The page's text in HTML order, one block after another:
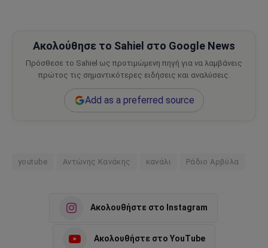
Ακολούθησε το Sahiel στο Google News
Πρόσθεσε το Sahiel ως προτιμώμενη πηγή για να λαμβάνεις
πρώτος τις σημαντικότερες ειδήσεις και αναλύσεις.
Add as a preferred source
youtube Αντώνης Κανάκης κανάλι Ράδιο Αρβύλα
Ακολουθήστε στο Instagram
Ακολουθήστε στο YouTube